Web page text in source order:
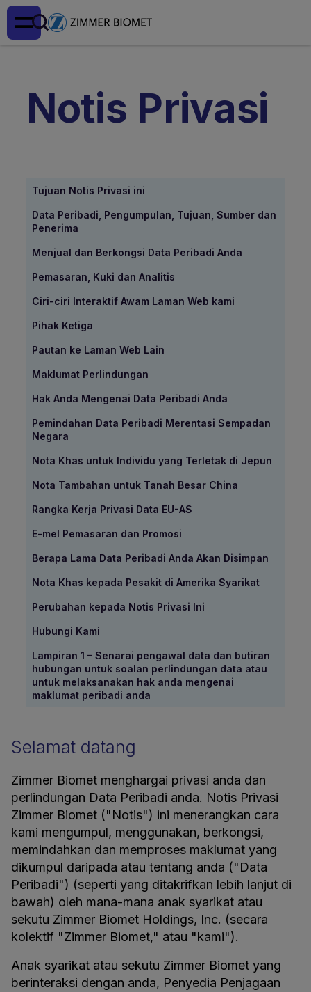
Notis Privasi
Tujuan Notis Privasi ini
Data Peribadi, Pengumpulan, Tujuan, Sumber dan
Penerima
Menjual dan Berkongsi Data Peribadi Anda
Pemasaran, Kuki dan Analitis
Ciri-ciri Interaktif Awam Laman Web kami
Pihak Ketiga
Pautan ke Laman Web Lain
Maklumat Perlindungan
Hak Anda Mengenai Data Peribadi Anda
Pemindahan Data Peribadi Merentasi Sempadan
Negara
Nota Khas untuk Individu yang Terletak di Jepun
Nota Tambahan untuk Tanah Besar China
Rangka Kerja Privasi Data EU-AS
E-mel Pemasaran dan Promosi
Berapa Lama Data Peribadi Anda Akan Disimpan
Nota Khas kepada Pesakit di Amerika Syarikat
Perubahan kepada Notis Privasi Ini
Hubungi Kami
Lampiran 1 – Senarai pengawal data dan butiran
hubungan untuk soalan perlindungan data atau
untuk melaksanakan hak anda mengenai
maklumat peribadi anda
Selamat datang
Zimmer Biomet menghargai privasi anda dan
perlindungan Data Peribadi anda. Notis Privasi
Zimmer Biomet ("Notis") ini menerangkan cara
kami mengumpul, menggunakan, berkongsi,
memindahkan dan memproses maklumat yang
dikumpul daripada atau tentang anda ("Data
Peribadi") (seperti yang ditakrifkan lebih lanjut di
bawah) oleh mana-mana anak syarikat atau
sekutu Zimmer Biomet Holdings, Inc. (secara
kolektif "Zimmer Biomet," atau "kami").
Anak syarikat atau sekutu Zimmer Biomet yang
berinteraksi dengan anda, Penyedia Penjagaan